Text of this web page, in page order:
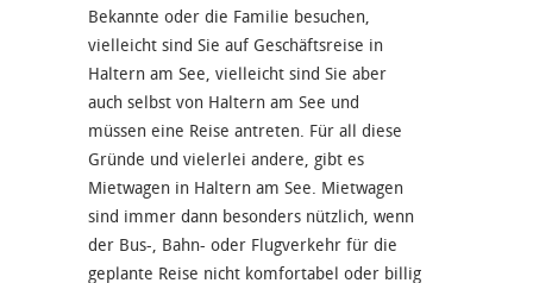
Bekannte oder die Familie besuchen,
vielleicht sind Sie auf Geschäftsreise in
Haltern am See, vielleicht sind Sie aber
auch selbst von Haltern am See und
müssen eine Reise antreten. Für all diese
Gründe und vielerlei andere, gibt es
Mietwagen in Haltern am See. Mietwagen
sind immer dann besonders nützlich, wenn
der Bus-, Bahn- oder Flugverkehr für die
geplante Reise nicht komfortabel oder billig